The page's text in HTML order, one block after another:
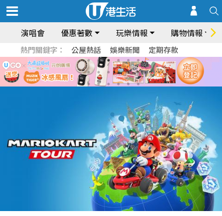
演唱會 優惠著數 玩樂情報 購物情報
熱門關鍵字： 公屋熱話 娛樂新聞 定期存款